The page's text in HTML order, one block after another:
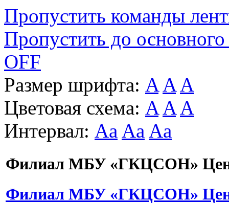
Пропустить команды
Пропустить до основного
OFF
Размер шрифта: A A A
Цветовая схема: A A A
Интервал: Aa Aa Aa
Филиал МБУ «ГКЦСОН»
Филиал МБУ «ГКЦСОН»